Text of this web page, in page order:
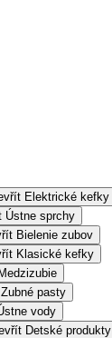
Elektrické kefky
Ústne sprchy
Bielenie zubov
Klasické kefky
Medzizubie
Zubné pasty
vody
Detské produkty